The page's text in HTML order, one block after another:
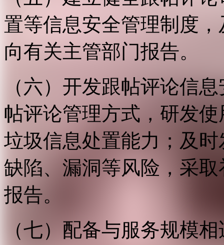
置等信息安全管理制度
向有关主管部门报告。
（六）开发跟帖评论信
帖评论管理方式，研发
垃圾信息处置能力；及
缺陷、漏洞等风险，采
报告。
（七）配备与服务规模